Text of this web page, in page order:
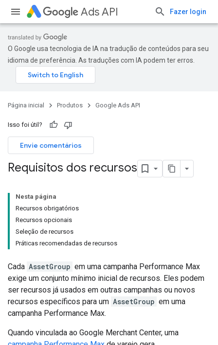
Ads API Fazer login
O Google usa tecnologia de IA na tradução de conteúdos para seu
idioma de preferência. As traduções com IA podem ter erros.
Página inicial Produtos Google Ads API
Isso foi útil?
Envie comentários
Requisitos dos recursos
Nesta página
Recursos obrigatórios
Recursos opcionais
Seleção de recursos
Práticas recomendadas de recursos
Cada AssetGroup em uma campanha Performance Max
exige um conjunto mínimo inicial de recursos. Eles podem
ser recursos já usados em outras campanhas ou novos
recursos específicos para um AssetGroup em uma
campanha Performance Max.
Quando vinculada ao Google Merchant Center, uma